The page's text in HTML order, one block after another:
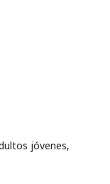
jóvenes,